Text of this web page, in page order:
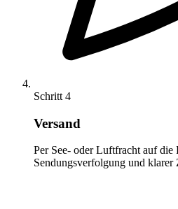
Schritt 4
Versand
Per See- oder Luftfracht auf die
Sendungsverfolgung und klarer